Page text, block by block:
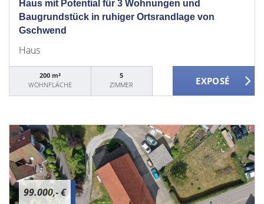
Haus mit Potential für 3 Wohnungen und
Baugrundstück in ruhiger Ortsrandlage von
Gschwend
Haus
200 m²
WOHNFLÄCHE
5
ZIMMER
99.000,- €